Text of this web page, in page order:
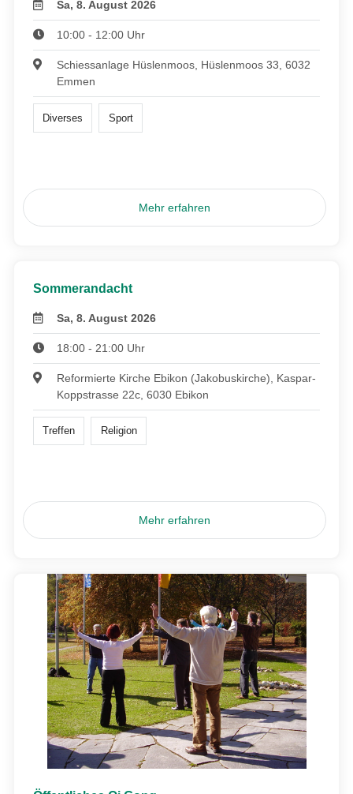
Sa, 8. August 2026
10:00 - 12:00 Uhr
Schiessanlage Hüslenmoos, Hüslenmoos 33, 6032
Emmen
Diverses Sport
Mehr erfahren
Sommerandacht
Sa, 8. August 2026
18:00 - 21:00 Uhr
Reformierte Kirche Ebikon (Jakobuskirche), Kaspar-
Koppstrasse 22c, 6030 Ebikon
Treffen Religion
Mehr erfahren